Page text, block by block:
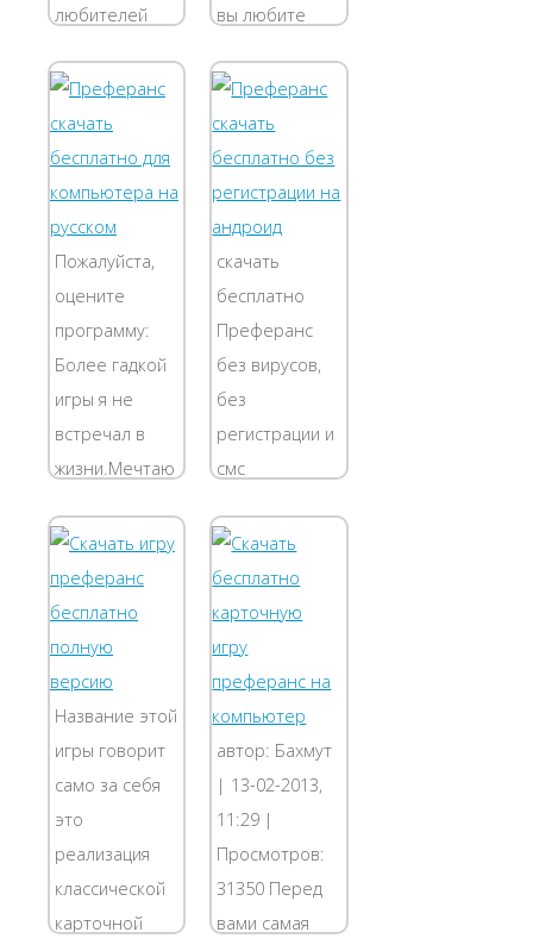
любителей
Для вас
разработана и
пользуется
заслуженной
популярностью
платформа
для игры в...
вы любите
игры, но вам
надоело
играть в
дурака или
складывать
различные
пасьянсы, то
теперь вы
можете...
Пожалуйста,
оцените
программу:
Более гадкой
игры я не
встречал в
жизни.Мечтаю
игры.Автор
игры сделал
всё
возможное,
чтобы живой
игрок не
выигрывал
никогда.
Компьютер
всегда...
скачать
бесплатно
Преферанс
без вирусов,
без
регистрации и
смс
Игра
Преферанс
создана так,
чтобы любой
мог не только
быстро понять
правила этой
классической
карточной
игры, но и...
Название этой
игры говорит
само за себя
это
реализация
классической
карточной
автор: Бахмут
| 13-02-2013,
11:29 |
Просмотров:
31350 Перед
вами самая